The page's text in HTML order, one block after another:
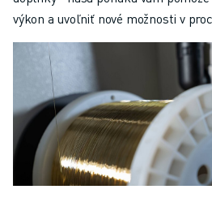
výkon a uvoľniť nové možnosti v